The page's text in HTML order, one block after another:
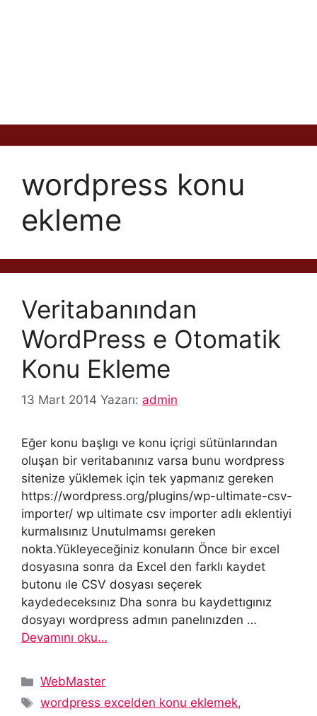
wordpress konu
ekleme
Veritabanından
WordPress e Otomatik
Konu Ekleme
13 Mart 2014 Yazarı: admin
Eğer konu başlıgı ve konu içrigi sütünlarından
oluşan bir veritabanınız varsa bunu wordpress
sitenize yüklemek için tek yapmanız gereken
https://wordpress.org/plugins/wp-ultimate-csv-
importer/ wp ultimate csv importer adlı eklentiyi
kurmalısınız Unutulmamsı gereken
nokta.Yükleyeceğiniz konuların Önce bir excel
dosyasına sonra da Excel den farklı kaydet
butonu ıle CSV dosyası seçerek
kaydedeceksınız Dha sonra bu kaydettıgınız
dosyayı wordpress admın panelınızden …
Devamını oku…
Kategoriler
WebMaster
Etiketler
wordpress excelden konu eklemek,